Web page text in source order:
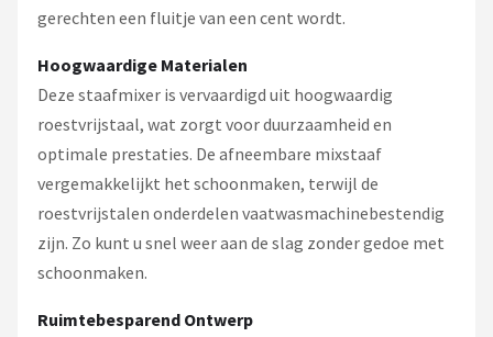
gerechten een fluitje van een cent wordt.
Hoogwaardige Materialen
Deze staafmixer is vervaardigd uit hoogwaardig
roestvrijstaal, wat zorgt voor duurzaamheid en
optimale prestaties. De afneembare mixstaaf
vergemakkelijkt het schoonmaken, terwijl de
roestvrijstalen onderdelen vaatwasmachinebestendig
zijn. Zo kunt u snel weer aan de slag zonder gedoe met
schoonmaken.
Ruimtebesparend Ontwerp